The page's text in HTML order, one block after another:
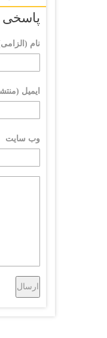
پاسخی
نام
ایمیل
وب سایت